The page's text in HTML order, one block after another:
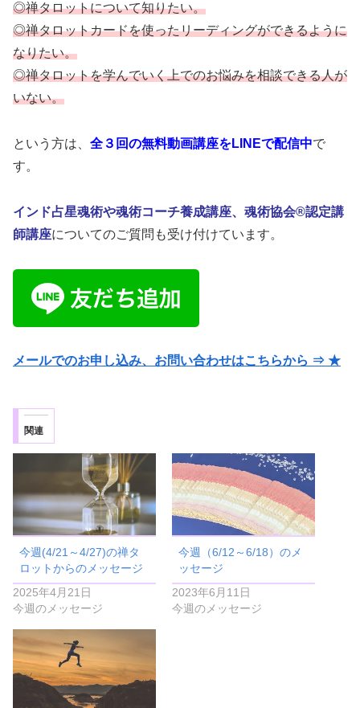
◎禅タロットについて知りたい。
◎禅タロットカードを使ったリーディングができるように
なりたい。
◎禅タロットを学んでいく上でのお悩みを相談できる人が
いない。
という方は、 全３回の無料動画講座をLINEで配信中で
す。
インド占星魂術や魂術コーチ養成講座、魂術協会®認定講
師講座についてのご質問も受け付けています。
メールでのお申し込み、お問い合わせはこちらから ⇒ ★
関連
今週(4/21～4/27)の禅タ
ロットからのメッセージ
2025年4月21日
今週のメッセージ
今週（6/12～6/18）のメ
ッセージ
2023年6月11日
今週のメッセージ